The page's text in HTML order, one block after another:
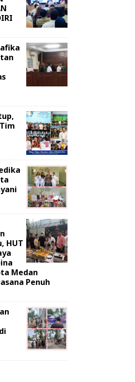
HUT
Medan
Penuh